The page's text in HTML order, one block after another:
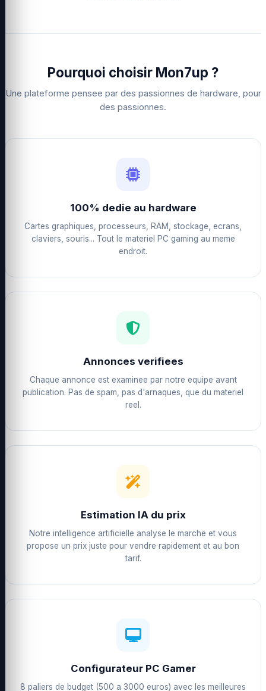
Pourquoi choisir Mon7up ?
Une plateforme pensee par des passionnes de hardware, pour
des passionnes.
100% dedie au hardware
Cartes graphiques, processeurs, RAM, stockage, ecrans,
claviers, souris... Tout le materiel PC gaming au meme
endroit.
Annonces verifiees
Chaque annonce est examinee par notre equipe avant
publication. Pas de spam, pas d'arnaques, que du materiel
reel.
Estimation IA du prix
Notre intelligence artificielle analyse le marche et vous
propose un prix juste pour vendre rapidement et au bon
tarif.
Configurateur PC Gamer
8 paliers de budget (500 a 3000 euros) avec les meilleures